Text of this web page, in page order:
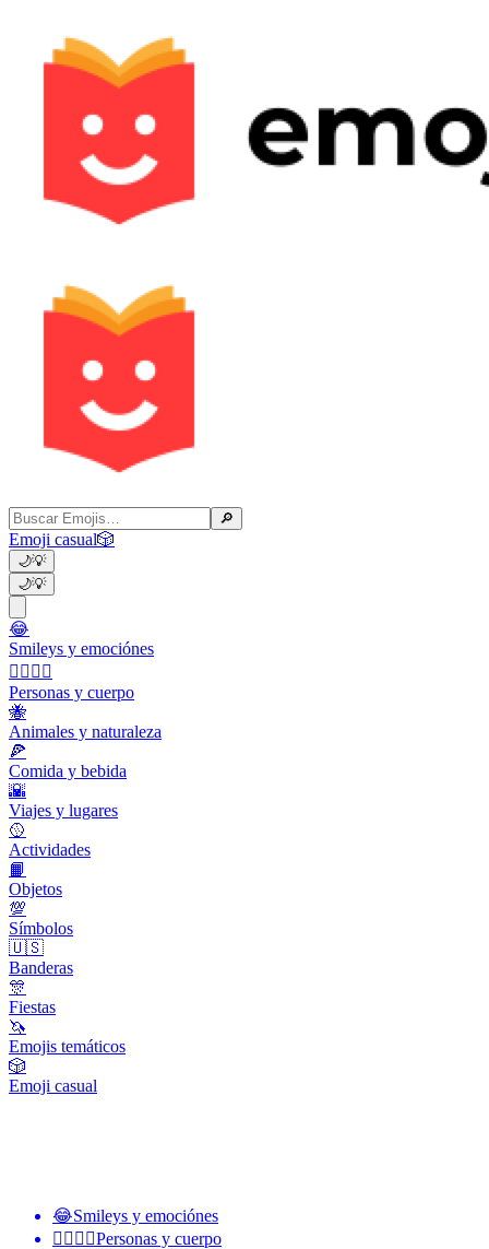
🔎
Emoji casual🎲
🌙💡
🌙💡
😂
Smileys y emociónes
👩‍❤️‍💋‍👨
Personas y cuerpo
🐝
Animales y naturaleza
🍕
Comida y bebida
🌇
Viajes y lugares
🥎
Actividades
📙
Objetos
💯
Símbolos
🇺🇸
Banderas
🎊
Fiestas
🦄
Emojis temáticos
🎲
Emoji casual
😂Smileys y emociónes
👩‍❤️‍💋‍👨Personas y cuerpo